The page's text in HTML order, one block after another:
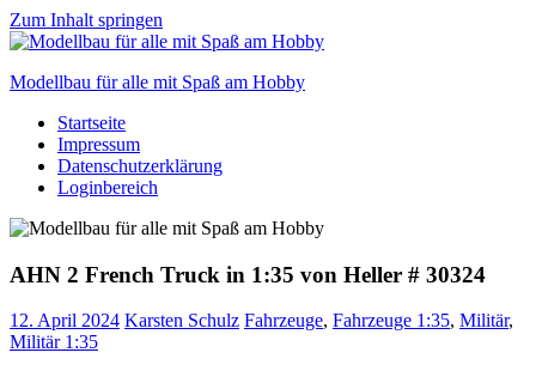
Zum Inhalt springen
Modellbau für alle mit Spaß am Hobby
Scale
modelling
to
Startseite
Impressum
Datenschutzerklärung
Loginbereich
AHN 2 French Truck in 1:35 von Heller # 30324
12. April 2024 Karsten Schulz Fahrzeuge, Fahrzeuge 1:35, Militär,
Militär 1:35